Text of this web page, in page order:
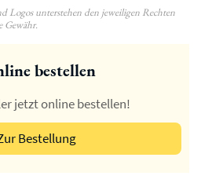
Logos unterstehen den jeweiligen Rechten
Gewähr.
bestellen
jetzt online bestellen!
Bestellung